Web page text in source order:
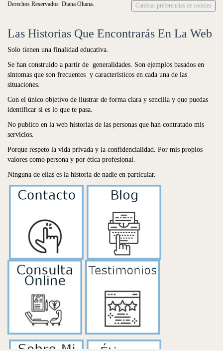
Cambiar preferencias de cookies
Derechos Reservados Diana Ohana.
Las Historias Que Encontrarás En La Web
Solo tienen una finalidad educativa.
Se han construido a partir de generalidades. Son ejemplos basados en
síntomas que son frecuentes y característicos en cada una de las
situaciones.
Con el único objetivo de ilustrar de forma clara y sencilla y que puedas
identificar si es lo que te pasa.
No publico en la web historias de las personas que han contratado mis
servicios.
Porque respeto la vida privada y la confidencialidad. Por mis propios
valores como persona y por ética profesional.
Ninguna de ellas es la historia de nadie en particular.